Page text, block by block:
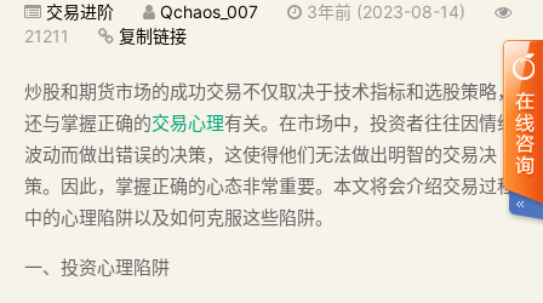
交易进阶 Qchaos_007
3年前 (2023-08-14)
21211
复制链接
炒股和期货市场的成功交易不仅取决于技术指标和选股策略，
还与掌握正确的交易心理有关。在市场中，投资者往往因情绪
波动而做出错误的决策，这使得他们无法做出明智的交易决
策。因此，掌握正确的心态非常重要。本文将会介绍交易过程
中的心理陷阱以及如何克服这些陷阱。
一、投资心理陷阱